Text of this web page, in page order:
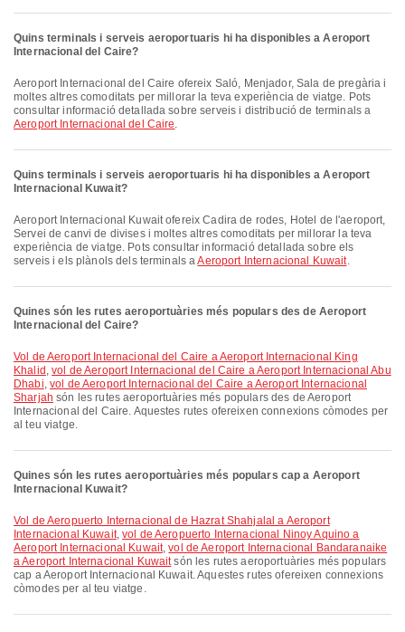
Quins terminals i serveis aeroportuaris hi ha disponibles a Aeroport
Internacional del Caire?
Aeroport Internacional del Caire ofereix Saló, Menjador, Sala de pregària i
moltes altres comoditats per millorar la teva experiència de viatge. Pots
consultar informació detallada sobre serveis i distribució de terminals a
Aeroport Internacional del Caire.
Quins terminals i serveis aeroportuaris hi ha disponibles a Aeroport
Internacional Kuwait?
Aeroport Internacional Kuwait ofereix Cadira de rodes, Hotel de l'aeroport,
Servei de canvi de divises i moltes altres comoditats per millorar la teva
experiència de viatge. Pots consultar informació detallada sobre els
serveis i els plànols dels terminals aAeroport Internacional Kuwait.
Quines són les rutes aeroportuàries més populars des de Aeroport
Internacional del Caire?
vol de Aeroport Internacional del Caire a Aeroport Internacional King
Khalid ,vol de Aeroport Internacional del Caire a Aeroport Internacional Abu
Dhabi, vol de Aeroport Internacional del Caire a Aeroport Internacional
Sharjah són les rutes aeroportuàries més populars des de Aeroport
Internacional del Caire. Aquestes rutes ofereixen connexions còmodes per
al teu viatge.
Quines són les rutes aeroportuàries més populars cap a Aeroport
Internacional Kuwait?
vol de Aeropuerto Internacional de Hazrat Shahjalal a Aeroport
Internacional Kuwait,vol de Aeropuerto Internacional Ninoy Aquino a
Aeroport Internacional Kuwait,vol de Aeroport Internacional Bandaranaike
a Aeroport Internacional Kuwaitsón les rutes aeroportuàries més populars
cap a Aeroport Internacional Kuwait. Aquestes rutes ofereixen connexions
còmodes per al teu viatge.